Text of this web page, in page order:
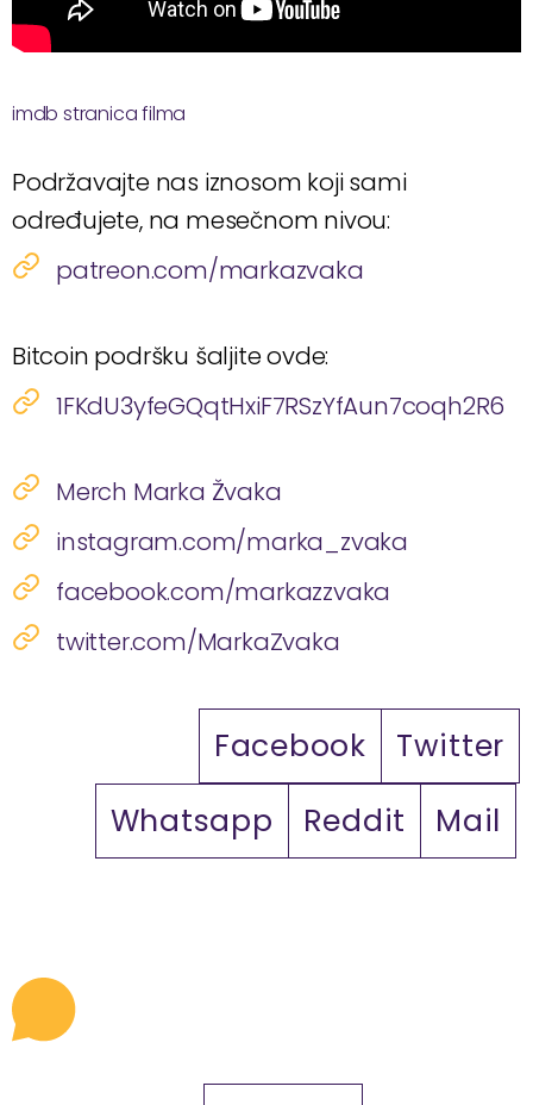
imdb stranica filma
Podržavajte nas iznosom koji sami
određujete, na mesečnom nivou:
patreon.com/markazvaka
Bitcoin podršku šaljite ovde:
1FKdU3yfeGQqtHxiF7RSzYfAun7coqh2R6
Merch Marka Žvaka
instagram.com/marka_zvaka
facebook.com/markazzvaka
twitter.com/MarkaZvaka
Facebook
Twitter
Whatsapp
Reddit Mail